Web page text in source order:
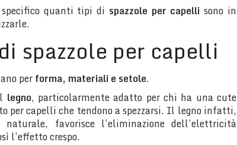
quanti tipi di spazzole per capelli sono in
spazzole per capelli
performa, materiali e setole.
legno, particolarmente adatto per chi ha una cute
per capelli che tendono a spezzarsi. Il legno infatti,
favorisce l’eliminazione dell’elettricità
l’effetto crespo.